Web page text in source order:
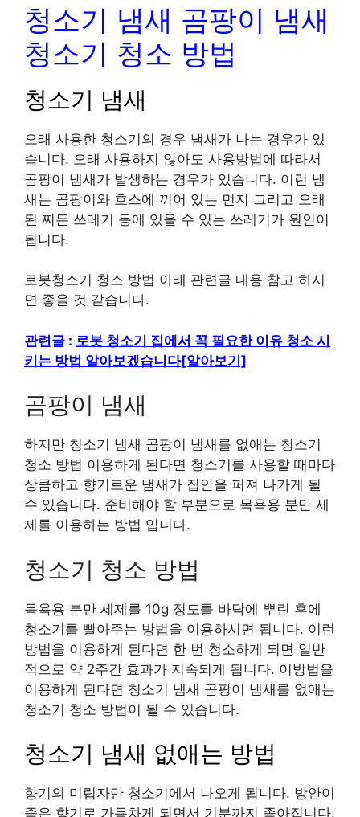
청소기 냄새 곰팡이 냄새
청소기 청소 방법
청소기 냄새
오래 사용한 청소기의 경우 냄새가 나는 경우가 있
습니다. 오래 사용하지 않아도 사용방법에 따라서
곰팡이 냄새가 발생하는 경우가 있습니다. 이런 냄
새는 곰팡이와 호스에 끼어 있는 먼지 그리고 오래
된 찌든 쓰레기 등에 있을 수 있는 쓰레기가 원인이
됩니다.
로봇청소기 청소 방법 아래 관련글 내용 참고 하시
면 좋을 것 같습니다.
관련글 : 로봇 청소기 집에서 꼭 필요한 이유 청소 시
키는 방법 알아보겠습니다[알아보기]
곰팡이 냄새
하지만 청소기 냄새 곰팡이 냄새를 없애는 청소기
청소 방법 이용하게 된다면 청소기를 사용할 때마다
상큼하고 향기로운 냄새가 집안을 퍼져 나가게 될
수 있습니다. 준비해야 할 부분으로 목욕용 분만 세
제를 이용하는 방법 입니다.
청소기 청소 방법
목욕용 분만 세제를 10g 정도를 바닥에 뿌린 후에
청소기를 빨아주는 방법을 이용하시면 됩니다. 이런
방법을 이용하게 된다면 한 번 청소하게 되면 일반
적으로 약 2주간 효과가 지속되게 됩니다. 이방법을
이용하게 된다면 청소기 냄새 곰팡이 냄새를 없애는
청소기 청소 방법이 될 수 있습니다.
청소기 냄새 없애는 방법
향기의 미립자만 청소기에서 나오게 됩니다. 방안이
좋은 향기로 가득차게 되면서 기분까지 좋아집니다.